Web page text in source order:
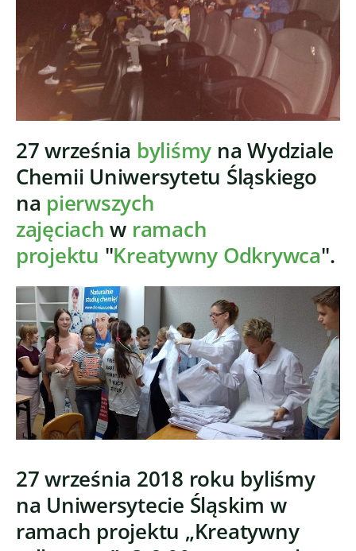
27 września byliśmy na Wydziale
Chemii Uniwersytetu Śląskiego
na pierwszych
zajęciach w ramach
projektu "Kreatywny Odkrywca".
27 września 2018 roku byliśmy
na Uniwersytecie Śląskim w
ramach projektu „Kreatywny